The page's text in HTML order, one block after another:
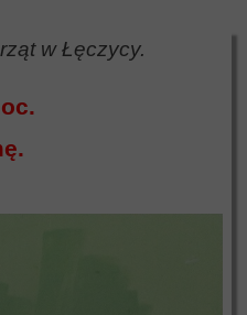
w Łęczycy.